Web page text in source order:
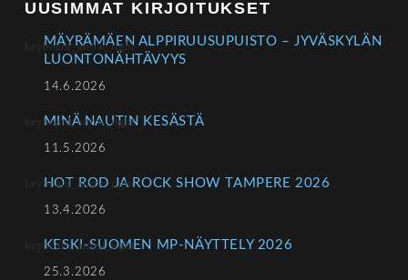
UUSIMMAT KIRJOITUKSET
MÄYRÄMÄEN ALPPIRUUSUPUISTO – JYVÄSKYLÄN
LUONTONÄHTÄVYYS
14.6.2026
MINÄ NAUTIN KESÄSTÄ
11.5.2026
HOT ROD JA ROCK SHOW TAMPERE 2026
13.4.2026
KESKI-SUOMEN MP-NÄYTTELY 2026
25.3.2026